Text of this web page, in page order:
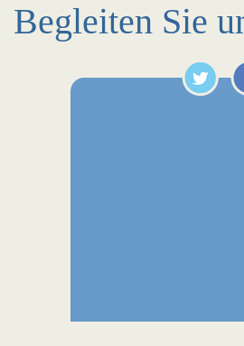
Begleiten Sie